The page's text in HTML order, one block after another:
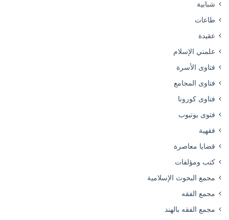
شبابية
طاعات
عقيدة
علمني الإسلام
فتاوى الأسرة
فتاوى المجامع
فتاوى كورونا
فتوى يوتيوب
فقهية
قضايا معاصرة
كتب ومؤلفات
مجمع البحوث الإسلامية
مجمع الفقه
مجمع الفقه بالهند